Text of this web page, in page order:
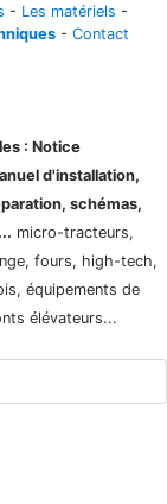
- Les matériels -
- Contact
: Notice
d'installation,
schémas,
micro-tracteurs,
fours, high-tech,
équipements de
élévateurs...